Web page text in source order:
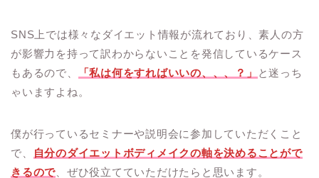
SNS上では様々なダイエット情報が流れており、素人の方
が影響力を持って訳わからないことを発信しているケース
もあるので、
「私は何をすればいいの、、、？」
と迷っち
ゃいますよね。
僕が行っているセミナーや説明会に参加していただくこと
で、
自分のダイエットボディメイクの軸を決めることがで
きるので 、ぜひ役立てていただけたらと思います。